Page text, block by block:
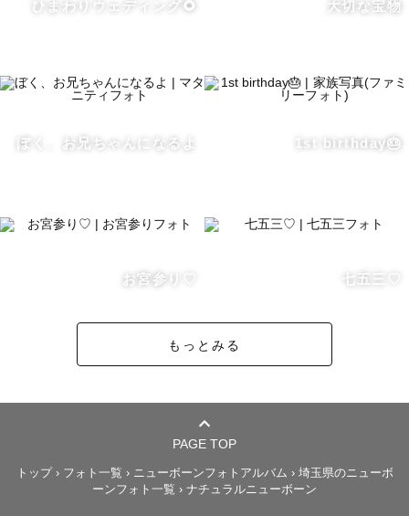
・水天宮（中央区）
・赤坂日枝神社（千代田区）
・葛飾八幡宮(市川市)
・成田山新勝寺（成田市）
七五三のご予約、土日や大安から埋まっていきます。
10時以降〜は基本的に混んでいますので、早朝の撮影がお
午前枠：8:00-10:00までに撮影開始
午後枠：13:00-15:00までに撮影開始
とさせていただきます。
ひまわりウェディング🌻 大切な宝物
ぼく、お兄ちゃんになるよ 1st birthday🎂
お宮参り♡ 七五三♡
もっとみる
PAGE TOP
トップ› フォト一覧 › ニューボーンフォトアルバム › 埼玉県のニューボ
ーンフォト一覧 › ナチュラルニューボーン